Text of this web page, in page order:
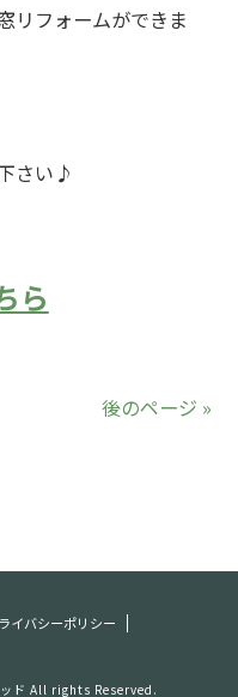
リフォームができま
さい♪
ら
後のページ »
イバシーポリシー
ド All rights Reserved.